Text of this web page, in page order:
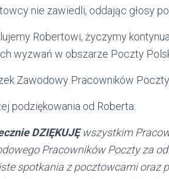
nie zawiedli, oddając głosy
Robertowi, życzymy
wyzwań w obszarze Poczty
Zawodowy Pracowników Poczty
podziękowania od Roberta:
DZIĘKUJĘwszystkim
Pracowników Poczty za
spotkania z pocztowcami oraz